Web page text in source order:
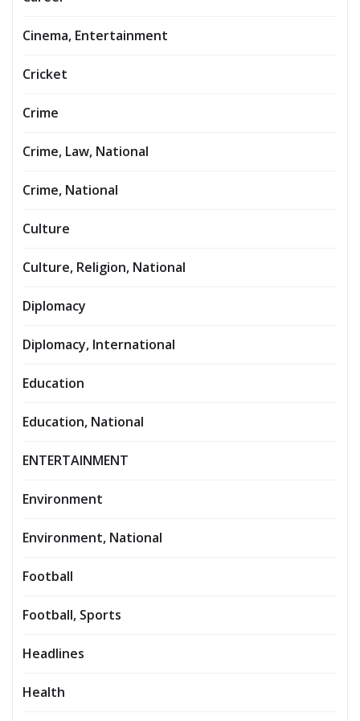
Cinema, Entertainment
Cricket
Crime
Crime, Law, National
Crime, National
Culture
Culture, Religion, National
Diplomacy
Diplomacy, International
Education
Education, National
ENTERTAINMENT
Environment
Environment, National
Football
Football, Sports
Headlines
Health